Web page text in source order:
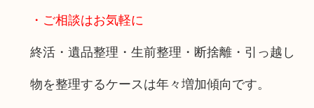
・ご相談はお気軽に
終活・遺品整理・生前整理・断捨離・引っ越し
物を整理するケースは年々増加傾向です。